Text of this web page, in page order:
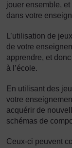
jouer ensemble,
dans votre
L’utilisation de
de votre
apprendre, et
à l’école.
En utilisant des
votre
acquérir de
schémas de
Ceux-ci peuvent